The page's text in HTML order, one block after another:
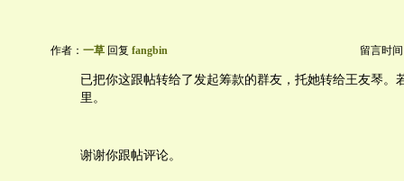
作者： 一草 回复 fangbin 留言时间
已把你这跟帖转给了发起筹款的群友，托她转给王友琴。
里。
谢谢你跟帖评论。